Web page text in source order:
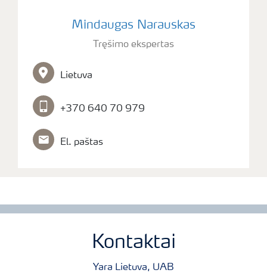
Mindaugas Narauskas
Tręšimo ekspertas
Lietuva
+370 640 70 979
El. paštas
Kontaktai
Yara Lietuva, UAB